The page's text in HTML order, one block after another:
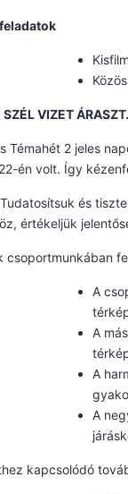
SZÉL VIZET
Témahét 2 jeles
én volt. Így
Tudatosítsuk és
értékeljük
csoportmunkában
A
A
A
A
kapcsolódó